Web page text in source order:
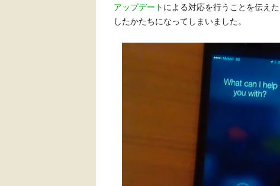
アップデート による対応を行うことを伝え
したかたちになってしまいました。